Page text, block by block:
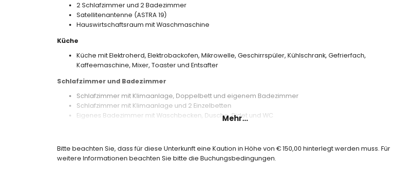
2 Schlafzimmer und 2 Badezimmer
Satellitenantenne (ASTRA 19)
Hauswirtschaftsraum mit Waschmaschine
Küche
Küche mit Elektroherd, Elektrobackofen, Mikrowelle, Geschirrspüler, Kühlschrank, Gefrierfach,
Kaffeemaschine, Mixer, Toaster und Entsafter
Schlafzimmer und Badezimmer
Schlafzimmer mit Klimaanlage, Doppelbett und eigenem Badezimmer
Schlafzimmer mit Klimaanlage und 2 Einzelbetten
Eigenes Badezimmer mit Waschbecken, Dusche, Bidet und WC
Eingezäuntes Grundstück
Mehr...
Bitte beachten Sie, dass für diese Unterkunft eine Kaution in Höhe von € 150,00 hinterlegt werden muss. Für
weitere Informationen beachten Sie bitte die Buchungsbedingungen.